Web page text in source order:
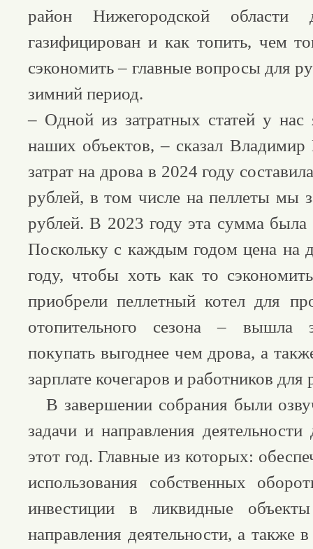
район Нижегородской
газифицирован и как топить, чем
сэкономить – главные вопросы для
зимний период.
– Одной из затратных статей у нас
наших объектов, – сказал
затрат на дрова в 2024 году
рублей, в том числе на пеллеты мы
рублей. В 2023 году эта сумма
Поскольку с каждым годом цена на
году, чтобы хоть как то
приобрели пеллетный котел для
отопительного сезона – вышла
покупать выгоднее чем дрова, а
зарплате кочегаров и работников для
В завершении собрания были
задачи и направления
этот год. Главные из которых:
использования собственных
инвестиции в ликвидные
направления деятельности, а также